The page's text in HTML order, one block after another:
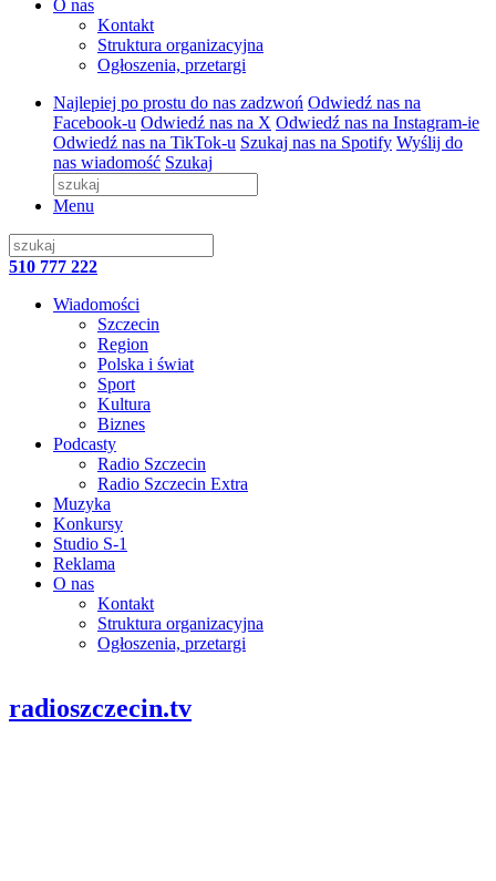
O nas
Kontakt
Struktura organizacyjna
Ogłoszenia, przetargi
Najlepiej po prostu do nas zadzwoń Odwiedź nas na
Facebook-u Odwiedź nas na X Odwiedź nas na Instagram-ie
Odwiedź nas na TikTok-u Szukaj nas na Spotify Wyślij do
nas wiadomość Szukaj
Menu
510 777 222
Wiadomości
Szczecin
Region
Polska i świat
Sport
Kultura
Biznes
Podcasty
Radio Szczecin
Radio Szczecin Extra
Muzyka
Konkursy
Studio S-1
Reklama
O nas
Kontakt
Struktura organizacyjna
Ogłoszenia, przetargi
radioszczecin.tv